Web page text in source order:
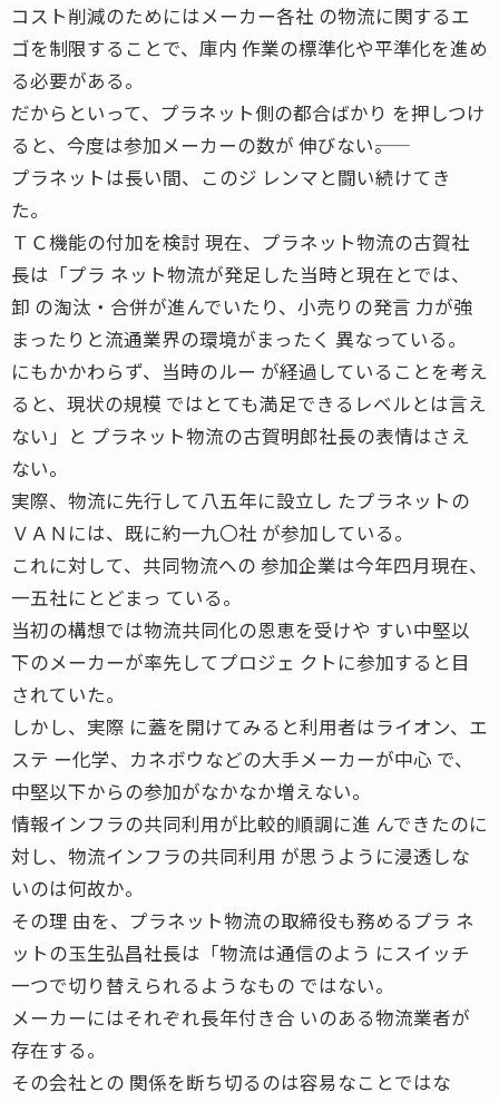
コスト削減のためにはメーカー各社 の物流に関するエ
ゴを制限することで、庫内 作業の標準化や平準化を進め
る必要がある。
だからといって、プラネット側の都合ばかり を押しつけ
ると、今度は参加メーカーの数が 伸びない――。
プラネットは長い間、このジ レンマと闘い続けてき
た。
ＴＣ機能の付加を検討 現在、プラネット物流の古賀社
長は「プラ ネット物流が発足した当時と現在とでは、
卸 の淘汰・合併が進んでいたり、小売りの発言 力が強
まったりと流通業界の環境がまったく 異なっている。
にもかかわらず、当時のルー が経過していることを考え
ると、現状の規模 ではとても満足できるレベルとは言え
ない」と プラネット物流の古賀明郎社長の表情はさえ
ない。
実際、物流に先行して八五年に設立し たプラネットの
ＶＡＮには、既に約一九〇社 が参加している。
これに対して、共同物流への 参加企業は今年四月現在、
一五社にとどまっ ている。
当初の構想では物流共同化の恩恵を受けや すい中堅以
下のメーカーが率先してプロジェ クトに参加すると目
されていた。
しかし、実際 に蓋を開けてみると利用者はライオン、エ
ステ ー化学、カネボウなどの大手メーカーが中心 で、
中堅以下からの参加がなかなか増えない。
情報インフラの共同利用が比較的順調に進 んできたのに
対し、物流インフラの共同利用 が思うように浸透しな
いのは何故か。
その理 由を、プラネット物流の取締役も務めるプラ ネ
ットの玉生弘昌社長は「物流は通信のよう にスイッチ
一つで切り替えられるようなもの ではない。
メーカーにはそれぞれ長年付き合 いのある物流業者が
存在する。
その会社との 関係を断ち切るのは容易なことではな